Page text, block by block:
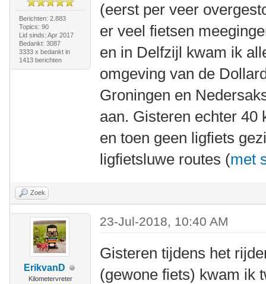
Berichten: 2.883
Topics: 90
Lid sinds: Apr 2017
Bedankt: 3087
3333 x bedankt in
1413 berichten
(eerst per veer
er veel fietsen
en in Delfzijl kwam ik
omgeving van de
Groningen en
aan. Gisteren echter 40
en toen geen ligfiets
ligfietsluwe routes (met
Zoek
ErikvanD
Kilometervreter
23-Jul-2018, 10:40 AM
Gisteren tijdens het
(gewone fiets) kwam ik